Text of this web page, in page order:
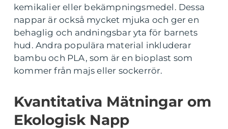
kemikalier eller bekämpningsmedel. Dessa
nappar är också mycket mjuka och ger en
behaglig och andningsbar yta för barnets
hud. Andra populära material inkluderar
bambu och PLA, som är en bioplast som
kommer från majs eller sockerrör.
Kvantitativa Mätningar om
Ekologisk Napp